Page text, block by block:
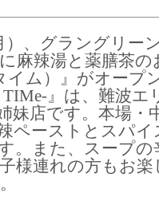
）、グラングリー
に麻辣湯と薬膳茶
イム）』がオープ
TIMe-』は、難波
妹店です。本場
ペーストとスパ
。また、スープ
様連れの方もお